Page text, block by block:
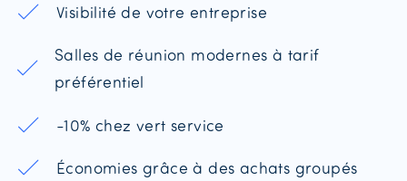
Visibilité de votre entreprise
Salles de réunion modernes à tarif
préférentiel
-10% chez vert service
Économies grâce à des achats groupés